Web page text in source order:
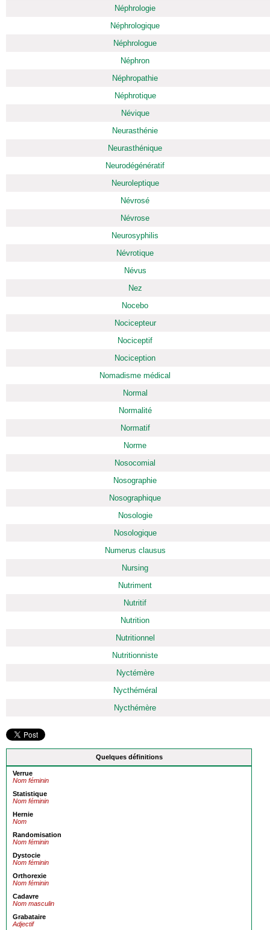
Quelques définitions
Verrue
Nom féminin
Statistique
Nom féminin
Hernie
Nom
Randomisation
Nom féminin
Dystocie
Nom féminin
Orthorexie
Nom féminin
Cadavre
Nom masculin
Grabataire
Adjectif
Néphrologie
Néphrologique
Néphrologue
Néphron
Néphropathie
Néphrotique
Névique
Neurasthénie
Neurasthénique
Neurodégénératif
Neuroleptique
Névrosé
Névrose
Neurosyphilis
Névrotique
Névus
Nez
Nocebo
Nocicepteur
Nociceptif
Nociception
Nomadisme médical
Normal
Normalité
Normatif
Norme
Nosocomial
Nosographie
Nosographique
Nosologie
Nosologique
Numerus clausus
Nursing
Nutriment
Nutritif
Nutrition
Nutritionnel
Nutritionniste
Nyctémère
Nycthéméral
Nycthémère